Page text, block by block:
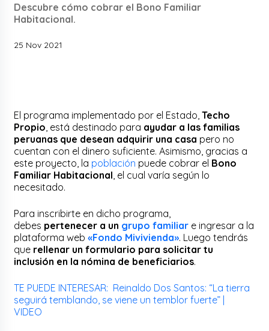
Descubre cómo cobrar el Bono Familiar
Habitacional.
25 Nov 2021
El programa implementado por el Estado, Techo
Propio , está destinado para ayudar a las familias
peruanas que desean adquirir una casa pero no
cuentan con el dinero suficiente. Asimismo, gracias a
este proyecto, la población puede cobrar el Bono
Familiar Habitacional , el cual varía según lo
necesitado.
Para inscribirte en dicho programa,
debes pertenecer a un grupo familiar e ingresar a la
plataforma web«Fondo Mivivienda». Luego tendrás
que rellenar un formulario para solicitar tu
inclusión en la nómina de beneficiarios.
TE PUEDE INTERESAR: Reinaldo Dos Santos: “La tierra
seguirá temblando, se viene un temblor fuerte” |
VIDEO